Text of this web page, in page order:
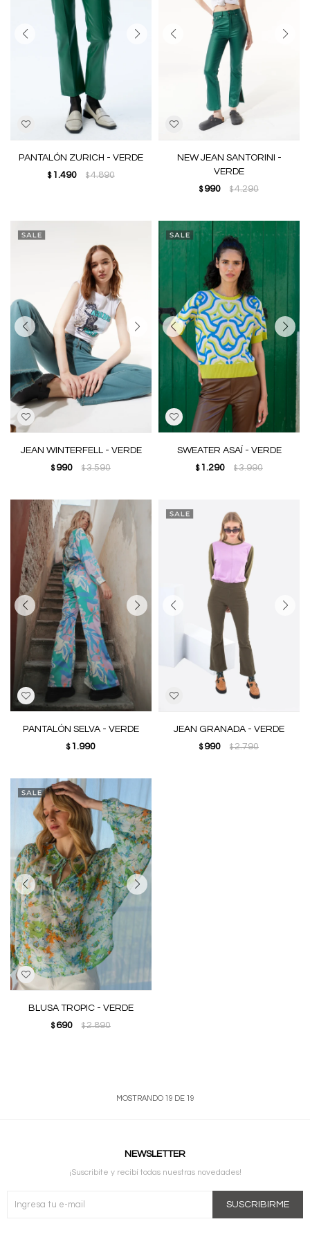
PANTALÓN ZURICH - VERDE
$ 1.490 $4.890
NEW JEAN SANTORINI -
VERDE
$ 990 $4.290
JEAN WINTERFELL - VERDE
$ 990 $3.590
SWEATER ASAÍ - VERDE
$ 1.290 $3.990
PANTALÓN SELVA - VERDE
$ 1.990
JEAN GRANADA - VERDE
$ 990 $2.790
BLUSA TROPIC - VERDE
$ 690 $2.890
MOSTRANDO 19 DE 19
NEWSLETTER
¡Suscribite y recibí todas nuestras novedades!
SUSCRIBIRME